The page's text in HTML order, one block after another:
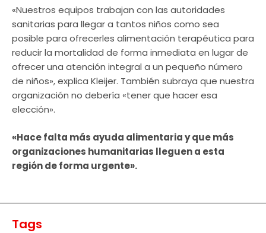
«Nuestros equipos trabajan con las autoridades
sanitarias para llegar a tantos niños como sea
posible para ofrecerles alimentación terapéutica para
reducir la mortalidad de forma inmediata en lugar de
ofrecer una atención integral a un pequeño número
de niños», explica Kleijer. También subraya que nuestra
organización no debería «tener que hacer esa
elección».
«Hace falta más ayuda alimentaria y que más
organizaciones humanitarias lleguen a esta
región de forma urgente».
Tags